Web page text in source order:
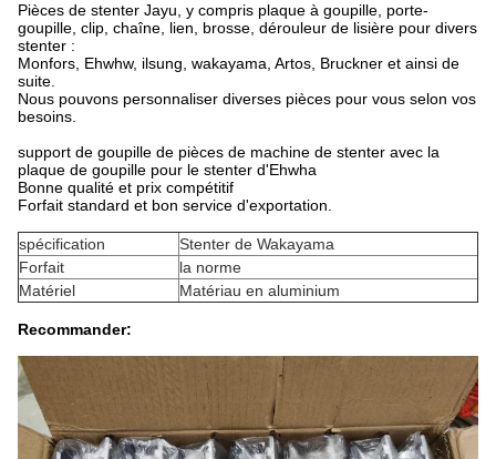
Pièces de stenter Jayu, y compris plaque à goupille, porte-
goupille, clip, chaîne, lien, brosse, dérouleur de lisière pour divers
stenter :
Monfors, Ehwhw, ilsung, wakayama, Artos, Bruckner et ainsi de
suite.
Nous pouvons personnaliser diverses pièces pour vous selon vos
besoins.
support de goupille de pièces de machine de stenter avec la
plaque de goupille pour le stenter d'Ehwha
Bonne qualité et prix compétitif
Forfait standard et bon service d'exportation.
spécification
Stenter de Wakayama
Forfait
la norme
Matériel
Matériau en aluminium
Recommander: